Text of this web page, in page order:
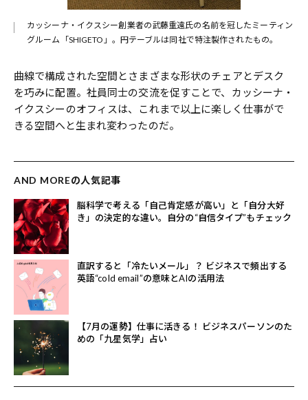
カッシーナ・イクスシー創業者の武藤重遠氏の名前を冠したミーティン
グルーム「SHIGETO」。円テーブルは同社で特注製作されたもの。
曲線で構成された空間とさまざまな形状のチェアとデスク
を巧みに配置。社員同士の交流を促すことで、カッシーナ・
イクスシーのオフィスは、これまで以上に楽しく仕事がで
きる空間へと生まれ変わったのだ。
AND MOREの人気記事
脳科学で考える「自己肯定感が高い」と「自分大好
き」の決定的な違い。自分の“自信タイプ”もチェック
直訳すると「冷たいメール」？ ビジネスで頻出する
英語“cold email”の意味とAIの活用法
【7月の運勢】仕事に活きる！ ビジネスパーソンのた
めの「九星気学」占い